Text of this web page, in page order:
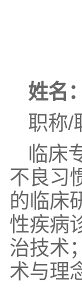
姓名
职称/
临床
不良习
的临床
性疾病
治技术
术与理